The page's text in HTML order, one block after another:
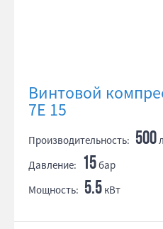
Винтовой
7E 15
Производительность: 500
Давление: 15бар
Мощность: 5.5 кВт